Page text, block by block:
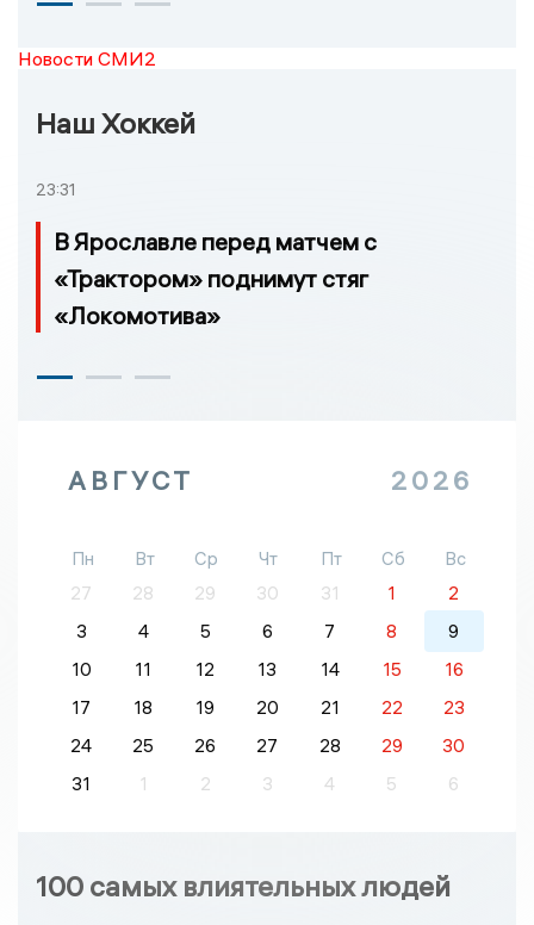
Новости СМИ2
Наш Хоккей
23:31
В Ярославле перед матчем с
«Трактором» поднимут стяг
«Локомотива»
АВГУСТ 2026
Пн Вт Ср Чт Пт Сб
Вс
27
28 29 30 31 1
2
3
4 5 6 7 8
9
10
11 12 13 14 15
16
17
18 19 20 21 22
23
24
25 26 27 28 29
30
31
1 2 3 4 5 6
100 самых влиятельных людей